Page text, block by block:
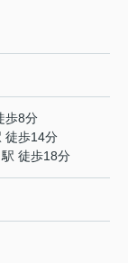
歩8分
徒歩14分
駅 徒歩18分